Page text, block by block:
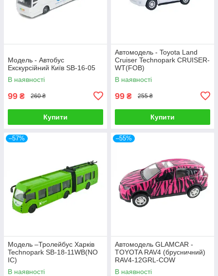
Модель - Автобус
Екскурсійний Київ SB-16-05
В наявності
99 ₴ 260 ₴
Купити
Автомодель - Toyota Land
Cruiser Technopark CRUISER-
WT(FOB)
В наявності
99 ₴ 255 ₴
Купити
–57%
Модель –Тролейбус Харків
Technopark SB-18-11WB(NO
IC)
В наявності
–55%
Автомодель GLAMCAR -
TOYOTA RAV4 (брусничний)
RAV4-12GRL-COW
В наявності